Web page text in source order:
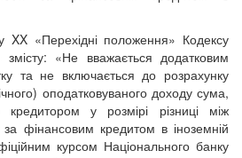
XX «Перехідні положення» Кодексу
«Не вважається додатковим
та не включається до розрахунку
оподатковуваного доходу сума,
у розмірі різниці між
фінансовим кредитом в іноземній
курсом Національного банку